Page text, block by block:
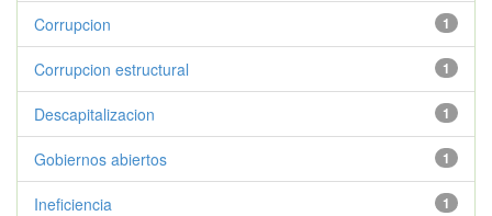
1
Corrupcion
1
Corrupcion estructural
1
Descapitalizacion
1
Gobiernos abiertos
1
Ineficiencia